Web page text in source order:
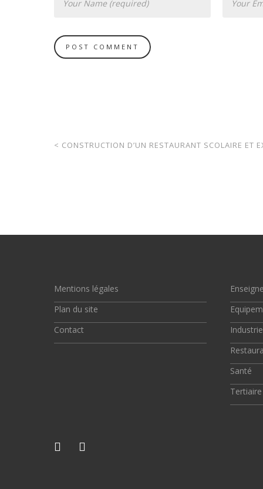
< CONSTRUCTION D’UN RESTAURANT SCOLAIRE ET
Mentions légales
Plan du site
Contact
Santé
Tertiaire